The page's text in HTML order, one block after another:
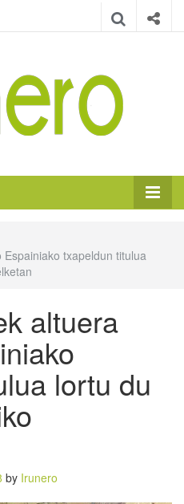
txapeldun titulua
altuera
lortu du
by Irunero